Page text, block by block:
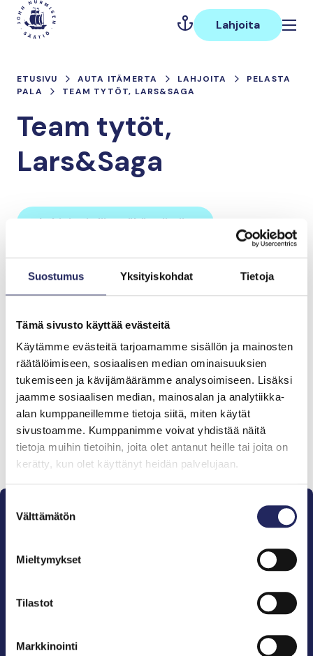
Suostumus Yksityiskohdat Tietoja
Tämä sivusto käyttää evästeitä
Käytämme evästeitä tarjoamamme sisällön ja mainosten
räätälöimiseen, sosiaalisen median ominaisuuksien
tukemiseen ja kävijämäärämme analysoimiseen. Lisäksi
jaamme sosiaalisen median, mainosalan ja analytiikka-
alan kumppaneillemme tietoja siitä, miten käytät
sivustoamme. Kumppanimme voivat yhdistää näitä
tietoja muihin tietoihin, joita olet antanut heille tai joita on
kerätty, kun olet käyttänyt heidän palvelujaan.
valinta
Välttämätön
Mieltymykset
Tilastot
Markkinointi
Hyppää
sisältöön
Päävalikko
Lahjoita
ETUSIVU AUTA ITÄMERTA LAHJOITA
PELASTA
PALA
TEAM TYTÖT, LARS&SAGA
Team tytöt,
Lars&Saga
Lahjoita ja liity tähän tiimiin
Tiimin lahjoitukset yhteensä:
0 €
Tiimille tehdyt
lahjoitukset
Lahjoita ja liity tähän tiimiin
sukupolville.
John Nurmisen Säätiö on Itämeren suojelija, meren
merikirjallisuuden kustantaja.